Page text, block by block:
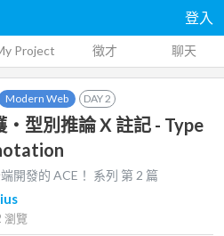
登入
Project 徵才 聊天
Modern Web DAY2
・型別推論 X 註記 - Type
開發的 ACE！ 系列 第2 篇
瀏覽